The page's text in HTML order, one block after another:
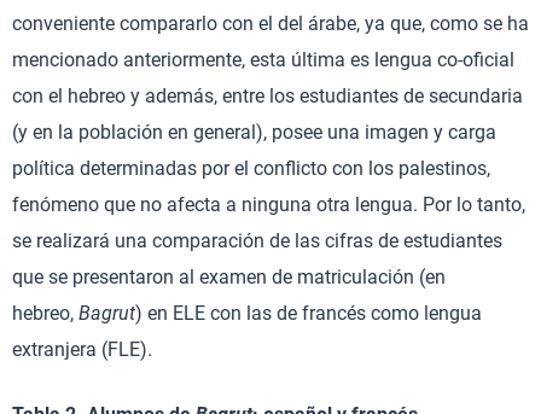
conveniente compararlo con el del árabe, ya que, como se ha
mencionado anteriormente, esta última es lengua co-oficial
con el hebreo y además, entre los estudiantes de secundaria
(y en la población en general), posee una imagen y carga
política determinadas por el conflicto con los palestinos,
fenómeno que no afecta a ninguna otra lengua. Por lo tanto,
se realizará una comparación de las cifras de estudiantes
que se presentaron al examen de matriculación (en
hebreo, Bagrut) en ELE con las de francés como lengua
extranjera (FLE).